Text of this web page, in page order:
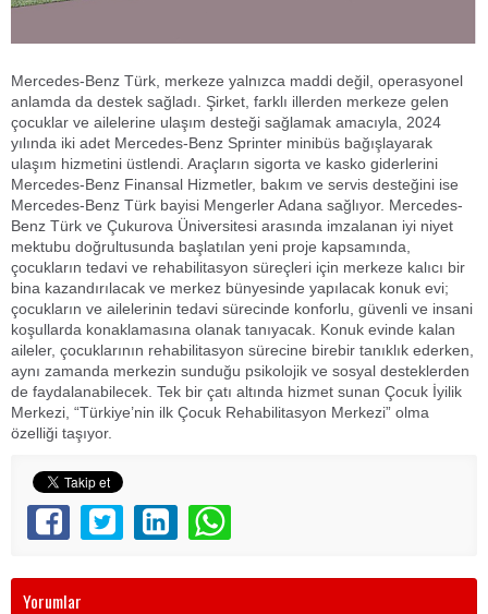
Mercedes-Benz Türk, merkeze yalnızca maddi değil, operasyonel
anlamda da destek sağladı. Şirket, farklı illerden merkeze gelen
çocuklar ve ailelerine ulaşım desteği sağlamak amacıyla, 2024
yılında iki adet Mercedes-Benz Sprinter minibüs bağışlayarak
ulaşım hizmetini üstlendi. Araçların sigorta ve kasko giderlerini
Mercedes-Benz Finansal Hizmetler, bakım ve servis desteğini ise
Mercedes-Benz Türk bayisi Mengerler Adana sağlıyor. Mercedes-
Benz Türk ve Çukurova Üniversitesi arasında imzalanan iyi niyet
mektubu doğrultusunda başlatılan yeni proje kapsamında,
çocukların tedavi ve rehabilitasyon süreçleri için merkeze kalıcı bir
bina kazandırılacak ve merkez bünyesinde yapılacak konuk evi;
çocukların ve ailelerinin tedavi sürecinde konforlu, güvenli ve insani
koşullarda konaklamasına olanak tanıyacak. Konuk evinde kalan
aileler, çocuklarının rehabilitasyon sürecine birebir tanıklık ederken,
aynı zamanda merkezin sunduğu psikolojik ve sosyal desteklerden
de faydalanabilecek. Tek bir çatı altında hizmet sunan Çocuk İyilik
Merkezi, “Türkiye’nin ilk Çocuk Rehabilitasyon Merkezi” olma
özelliği taşıyor.
Yorumlar